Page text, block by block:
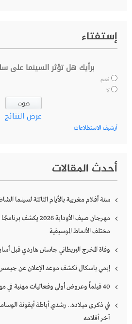
إستفتاء
برأيك هل تؤثر السينما على
نعم
لا
عرض النتائج
أرشيف الاستطلاعات
أحدث المقالات
ستة أفلام مغربية بالأيام الثالثة لسينما
مهرجان صيف الأوداية
مختلف الأنماط الموسيقية
وفاة المخرج البريطاني جاستن هاردي قبل
إيمي باسكال تكشف موعد الإعلان عن جيمس
40 فيلماً وعروض أولى وفعاليات مهنية في مهرجان نافذة على أوروبا
في ذكرى ميلاده.. رشدي أباظة أيقونة
آخر أفلامه